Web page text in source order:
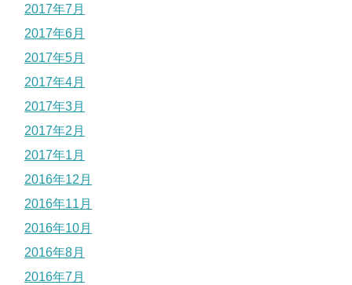
2017年7月
2017年6月
2017年5月
2017年4月
2017年3月
2017年2月
2017年1月
2016年12月
2016年11月
2016年10月
2016年8月
2016年7月